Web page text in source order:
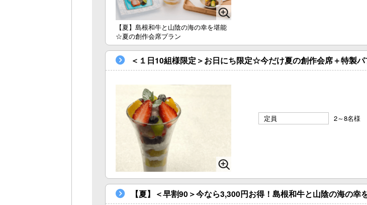
【夏】島根和牛と山陰の海の幸を堪能
☆夏の創作会席プラン
＜１日10組様限定＞お日にち限定☆今だけ夏の創作会席＋特製パ
定員 2～8名様
【夏】＜早割90＞今なら3,300円お得！島根和牛と山陰の海の